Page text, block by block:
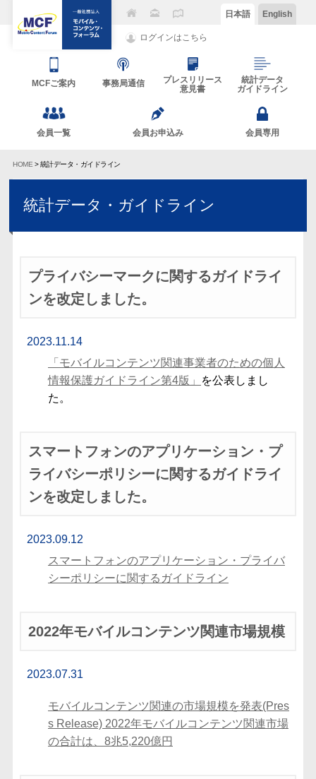
ログインはこちら
日本語 English
MCFご案内 事務局通信
プレスリリース
意見書
統計データ
ガイドライン
会員一覧 会員お申込み 会員専用
HOME > 統計データ・ガイドライン
統計データ・ガイドライン
プライバシーマークに関するガイドライ
ンを改定しました。
2023.11.14
「モバイルコンテンツ関連事業者のための個人
情報保護ガイドライン第4版」
を公表しまし
た。
スマートフォンのアプリケーション・プ
ライバシーポリシーに関するガイドライ
ンを改定しました。
2023.09.12
スマートフォンのアプリケーション・プライバ
シーポリシーに関するガイドライン
2022年モバイルコンテンツ関連市場規模
2023.07.31
モバイルコンテンツ関連の市場規模を発表(Pres
s Release) 2022年モバイルコンテンツ関連市場
の合計は、8兆5,220億円